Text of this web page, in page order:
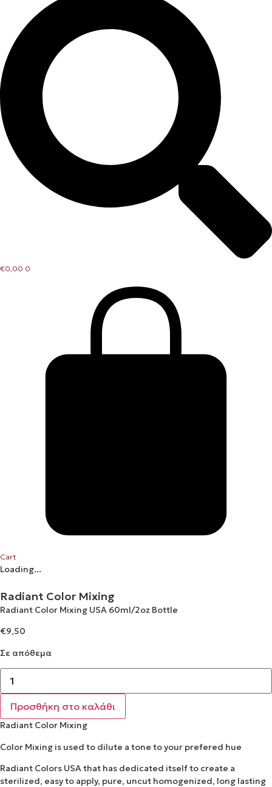
€0,00 0
Cart
Loading...
Radiant Color Mixing
Radiant Color Mixing USA 60ml/2oz Bottle
€9,50
Σε απόθεμα
Radiant
Color
ποσότητα
Προσθήκη στο καλάθι
Radiant Color Mixing
Color Mixing is used to dilute a tone to your prefered hue
Radiant Colors USA that has dedicated itself to create a
sterilized, easy to apply, pure, uncut homogenized, long lasting